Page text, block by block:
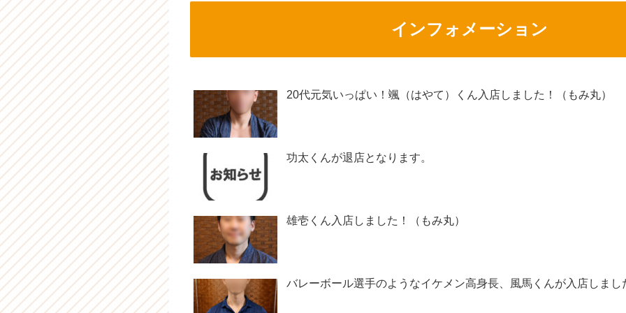
インフォメーション
20代元気いっぱい！颯（はやて）くん入店しました！（もみ丸）
功太くんが退店となります。
雄壱くん入店しました！（もみ丸）
バレーボール選手のようなイケメン高身長、風馬くんが入店しまし